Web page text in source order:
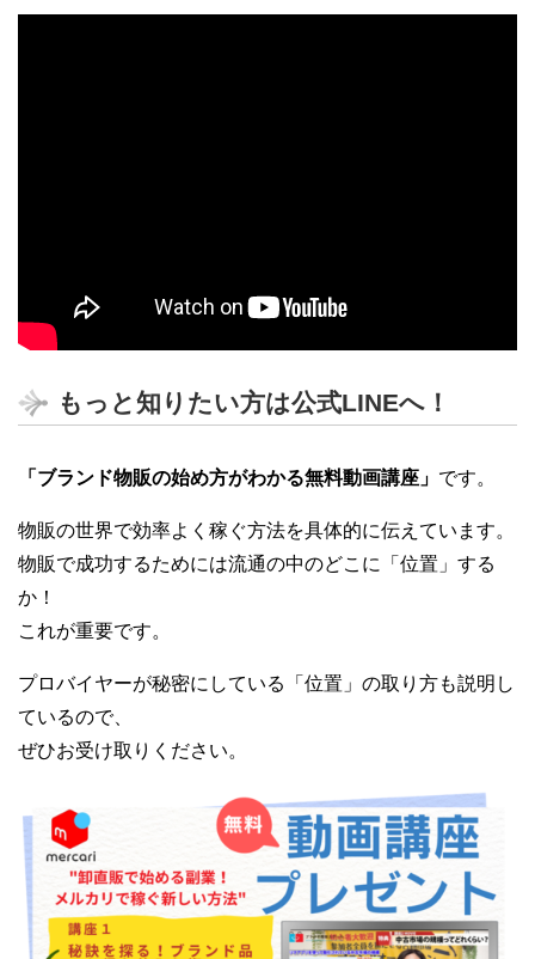
もっと知りたい方は公式LINEへ！
「ブランド物販の始め方がわかる無料動画講座」 です。
物販の世界で効率よく稼ぐ方法を具体的に伝えています。
物販で成功するためには流通の中のどこに「位置」する
か！
これが重要です。
プロバイヤーが秘密にしている「位置」の取り方も説明し
ているので、
ぜひお受け取りください。